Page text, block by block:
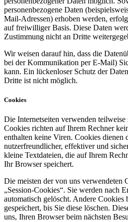
personenbezogene Daten
Mail-Adressen) erhoben werden,
auf freiwilliger Basis. Diese Daten
Zustimmung nicht an Dritte
Wir weisen darauf hin, dass die
bei der Kommunikation per E-Mail)
kann. Ein lückenloser Schutz der
Dritte ist nicht möglich.
Cookies
Die Internetseiten verwenden teilweise
Cookies richten auf Ihrem Rechner
enthalten keine Viren. Cookies dienen
nutzerfreundlicher, effektiver und
kleine Textdateien, die auf Ihrem
Ihr Browser speichert.
Die meisten der von uns verwendeten
„Session-Cookies“. Sie werden nach
automatisch gelöscht. Andere Cookies
gespeichert, bis Sie diese löschen.
uns, Ihren Browser beim nächsten